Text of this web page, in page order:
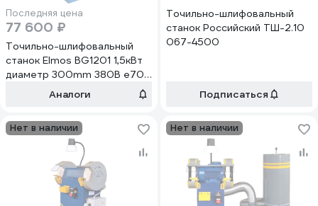
Последняя цена
77 600 ₽
Точильно-шлифовальный
станок Elmos BG1201 1,5кВт
диаметр 300mm 380В e70
Аналоги
Точильно-шлифовальный
станок Российский ТШ-2.10
067-4500
Подписаться
Нет в наличии Нет в наличии